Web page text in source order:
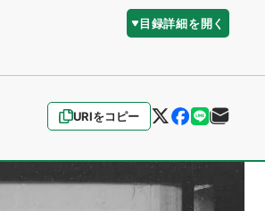
目録詳細を開く
URIをコピー